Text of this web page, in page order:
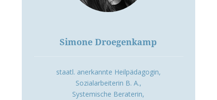
Simone Droegenkamp
staatl. anerkannte Heilpädagogin,
Sozialarbeiterin B. A.,
Systemische Beraterin,